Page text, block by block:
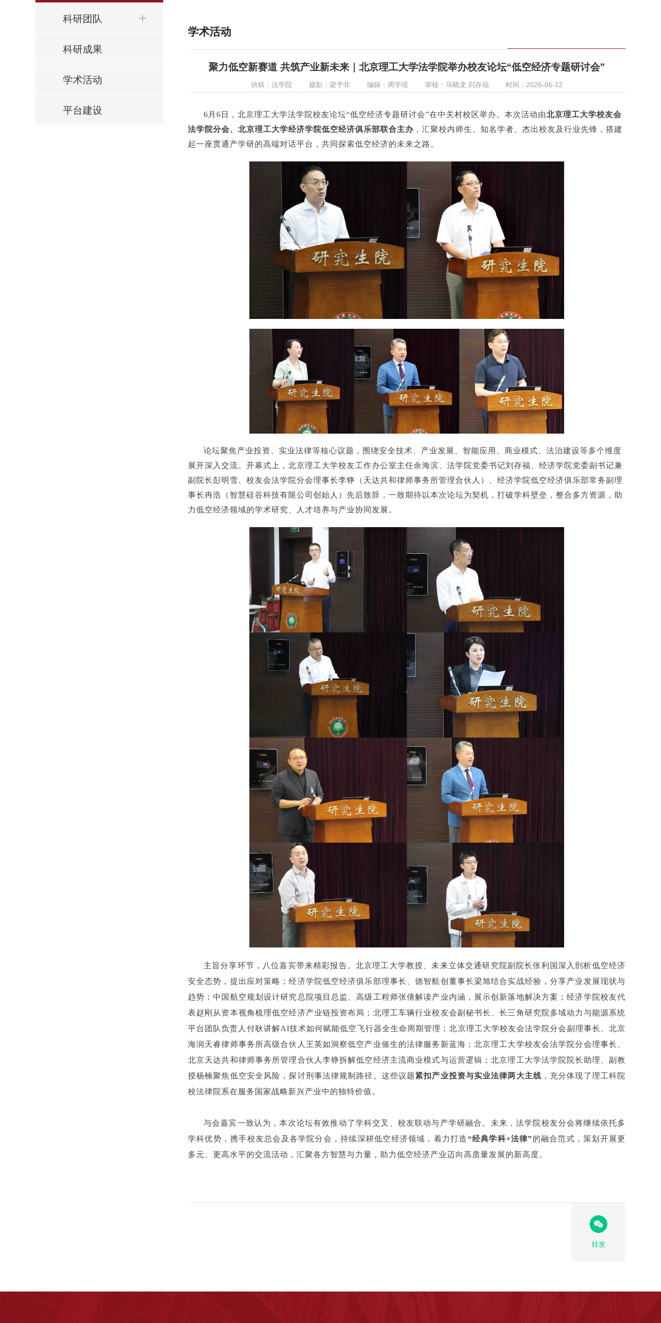
科研团队
科研成果
学术活动
平台建设
学术活动
聚力低空新赛道 共筑产业新未来｜北京理工大学法学院举办校友论坛“低空经济专题研讨会”
供稿：法学院 摄影：梁予菲 编辑：周学瑶 审核：马晓龙 刘存福 时间：2026-06-12
6月6日，北京理工大学法学院校友论坛“低空经济专题研讨会”在中关村校区举办。本次活动由北京理工大学校友会
法学院分会、北京理工大学经济学院低空经济俱乐部联合主办 ，汇聚校内师生、知名学者、杰出校友及行业先锋，搭建
起一座贯通产学研的高端对话平台，共同探索低空经济的未来之路。
论坛聚焦产业投资、实业法律等核心议题，围绕安全技术、产业发展、智能应用、商业模式、法治建设等多个维度
展开深入交流。开幕式上，北京理工大学校友工作办公室主任余海滨、法学院党委书记刘存福、经济学院党委副书记兼
副院长彭明雪、校友会法学院分会理事长李铮（天达共和律师事务所管理合伙人）、经济学院低空经济俱乐部常务副理
事长冉浩（智慧硅谷科技有限公司创始人）先后致辞，一致期待以本次论坛为契机，打破学科壁垒，整合多方资源，助
力低空经济领域的学术研究、人才培养与产业协同发展。
主旨分享环节，八位嘉宾带来精彩报告。北京理工大学教授、未来立体交通研究院副院长张利国深入剖析低空经济
安全态势，提出应对策略；经济学院低空经济俱乐部理事长、德智航创董事长梁旭结合实战经验，分享产业发展现状与
趋势；中国航空规划设计研究总院项目总监、高级工程师张倩解读产业内涵，展示创新落地解决方案；经济学院校友代
表赵刚从资本视角梳理低空经济产业链投资布局；北理工车辆行业校友会副秘书长、长三角研究院多域动力与能源系统
平台团队负责人付耿讲解AI技术如何赋能低空飞行器全生命周期管理；北京理工大学校友会法学院分会副理事长、北京
海润天睿律师事务所高级合伙人王英如洞察低空产业催生的法律服务新蓝海；北京理工大学校友会法学院分会理事长、
北京天达共和律师事务所管理合伙人李铮拆解低空经济主流商业模式与运营逻辑；北京理工大学法学院院长助理、副教
授杨楠聚焦低空安全风险，探讨刑事法律规制路径。这些议题紧扣产业投资与实业法律两大主线 ，充分体现了理工科院
校法律院系在服务国家战略新兴产业中的独特价值。
与会嘉宾一致认为，本次论坛有效推动了学科交叉、校友联动与产学研融合。未来，法学院校友分会将继续依托多
学科优势，携手校友总会及各学院分会，持续深耕低空经济领域，着力打造“经典学科+法律”的融合范式，策划开展更
多元、更高水平的交流活动，汇聚各方智慧与力量，助力低空经济产业迈向高质量发展的新高度。
转发